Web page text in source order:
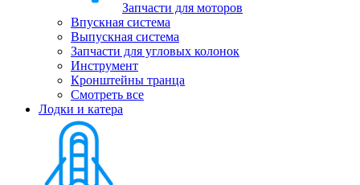
Запчасти для моторов
Впускная система
Выпускная система
Запчасти для угловых колонок
Инструмент
Кронштейны транца
Смотреть все
Лодки и катера